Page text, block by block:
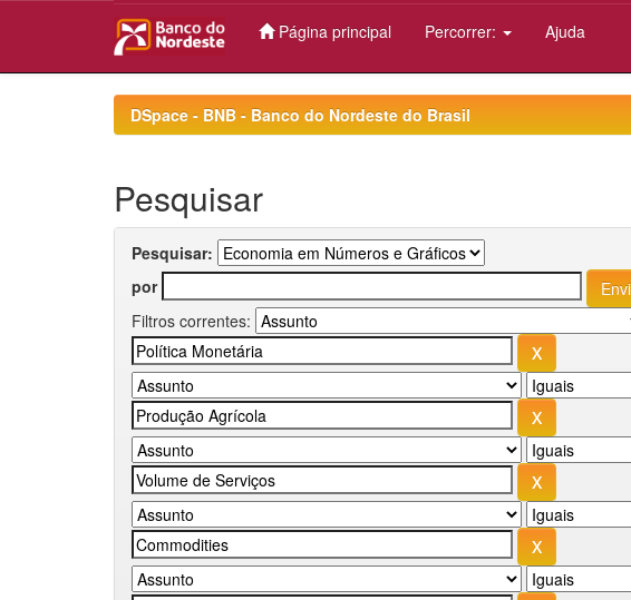
Página principal Percorrer: Ajuda
DSpace - BNB - Banco do Nordeste do Brasil
Pesquisar
Pesquisar:
por
Filtros correntes: